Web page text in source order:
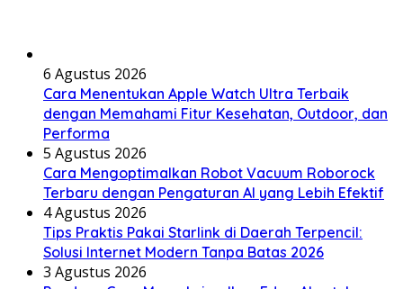
6 Agustus 2026
Cara Menentukan Apple Watch Ultra Terbaik
dengan Memahami Fitur Kesehatan, Outdoor, dan
Performa
5 Agustus 2026
Cara Mengoptimalkan Robot Vacuum Roborock
Terbaru dengan Pengaturan AI yang Lebih Efektif
4 Agustus 2026
Tips Praktis Pakai Starlink di Daerah Terpencil:
Solusi Internet Modern Tanpa Batas 2026
3 Agustus 2026